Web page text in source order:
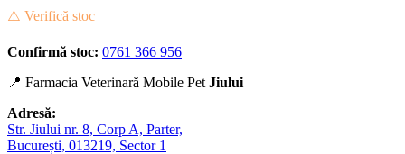
⚠️ Verifică stoc
Confirmă stoc: 0761 366 956
📍 Farmacia Veterinară Mobile Pet Jiului
Adresă:
Str. Jiului nr. 8, Corp A, Parter,
București, 013219, Sector 1